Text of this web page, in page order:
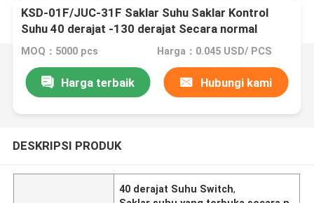
KSD-01F/JUC-31F Saklar Suhu Saklar Kontrol
Suhu 40 derajat -130 derajat Secara normal
terbuka Secara normal ditutup
MOQ：5000 pcs Harga：0.045 USD/ PCS
Harga terbaik Hubungi kami
DESKRIPSI PRODUK
40 derajat Suhu Switch,